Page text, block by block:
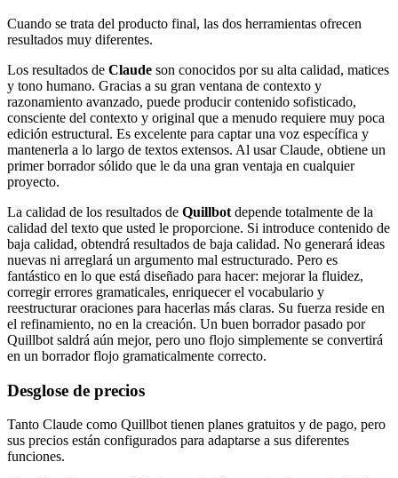
Cuando se trata del producto final, las dos herramientas ofrecen
resultados muy diferentes.
Los resultados de Claude son conocidos por su alta calidad, matices
y tono humano. Gracias a su gran ventana de contexto y
razonamiento avanzado, puede producir contenido sofisticado,
consciente del contexto y original que a menudo requiere muy poca
edición estructural. Es excelente para captar una voz específica y
mantenerla a lo largo de textos extensos. Al usar Claude, obtiene un
primer borrador sólido que le da una gran ventaja en cualquier
proyecto.
La calidad de los resultados de Quillbot depende totalmente de la
calidad del texto que usted le proporcione. Si introduce contenido de
baja calidad, obtendrá resultados de baja calidad. No generará ideas
nuevas ni arreglará un argumento mal estructurado. Pero es
fantástico en lo que está diseñado para hacer: mejorar la fluidez,
corregir errores gramaticales, enriquecer el vocabulario y
reestructurar oraciones para hacerlas más claras. Su fuerza reside en
el refinamiento, no en la creación. Un buen borrador pasado por
Quillbot saldrá aún mejor, pero uno flojo simplemente se convertirá
en un borrador flojo gramaticalmente correcto.
Desglose de precios
Tanto Claude como Quillbot tienen planes gratuitos y de pago, pero
sus precios están configurados para adaptarse a sus diferentes
funciones.